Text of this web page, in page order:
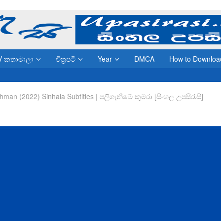
කතාමාලා චිත්‍රපටි Year DMCA How to
(2022) Sinhala Subtitles | පලිගැනීමේ කුමරා [සිංහල උපසිරැසි]